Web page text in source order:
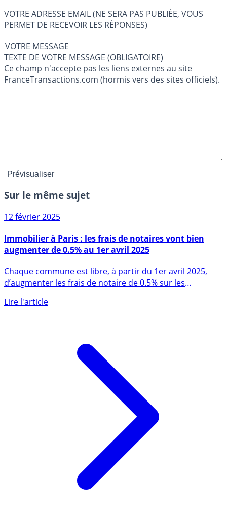
VOTRE ADRESSE EMAIL (NE SERA PAS PUBLIÉE, VOUS
PERMET DE RECEVOIR LES RÉPONSES)
VOTRE MESSAGE
TEXTE DE VOTRE MESSAGE (OBLIGATOIRE)
Ce champ n'accepte pas les liens externes au site
FranceTransactions.com (hormis vers des sites officiels).
Sur le même sujet
12 février 2025
augmenter de 0.5% au 1er avril 2025
d’augmenter les frais de notaire de 0.5% sur les